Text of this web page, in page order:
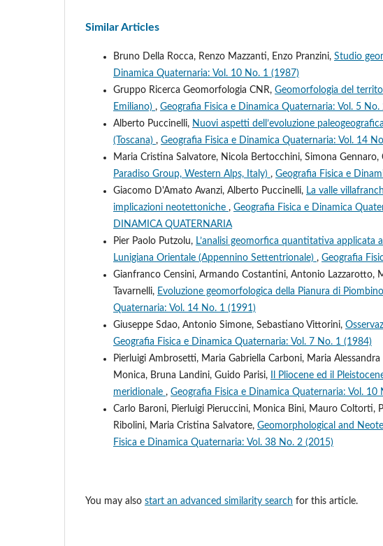
Similar Articles
Bruno Della Rocca, Renzo Mazzanti, Enzo Pranzini, Studio
Dinamica Quaternaria: Vol. 10 No. 1 (1987)
Gruppo Ricerca Geomorfologia CNR, Geomorfologia del
Emiliano) , Geografia Fisica e Dinamica Quaternaria: Vol. 5 No.
Alberto Puccinelli, Nuovi aspetti dell’evoluzione
(Toscana) , Geografia Fisica e Dinamica Quaternaria: Vol. 14
Maria Cristina Salvatore, Nicola Bertocchini, Simona Gennaro,
Paradiso Group, Western Alps, Italy) , Geografia Fisica e
Giacomo D'Amato Avanzi, Alberto Puccinelli, La valle
implicazioni neotettoniche , Geografia Fisica e Dinamica
DINAMICA QUATERNARIA
Pier Paolo Putzolu, L’analisi geomorfica quantitativa applicata
Lunigiana Orientale (Appennino Settentrionale) , Geografia
Gianfranco Censini, Armando Costantini, Antonio Lazzarotto,
Tavarnelli, Evoluzione geomorfologica della Pianura di
Quaternaria: Vol. 14 No. 1 (1991)
Giuseppe Sdao, Antonio Simone, Sebastiano Vittorini,
Geografia Fisica e Dinamica Quaternaria: Vol. 7 No. 1 (1984)
Pierluigi Ambrosetti, Maria Gabriella Carboni, Maria
Monica, Bruna Landini, Guido Parisi,
Il Pliocene ed il
meridionale , Geografia Fisica e Dinamica Quaternaria: Vol. 10
Carlo Baroni, Pierluigi Pieruccini, Monica Bini, Mauro Coltorti,
Ribolini, Maria Cristina Salvatore, Geomorphological and
Fisica e Dinamica Quaternaria: Vol. 38 No. 2 (2015)
You may also start an advanced similarity search for this article.